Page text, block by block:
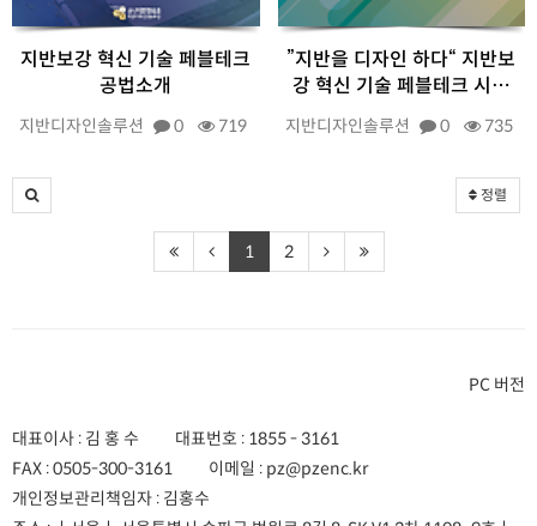
지반보강 혁신 기술 페블테크
공법소개
지반디자인솔루션 0 719
”지반을 디자인 하다“ 지반보
강 혁신 기술 페블테크 시…
지반디자인솔루션 0 735
정렬
1 2
PC 버전
대표이사 : 김 홍 수 대표번호 : 1855 - 3161
FAX :0505-300-3161 이메일 : pz@pzenc.kr
개인정보관리책임자 : 김홍수